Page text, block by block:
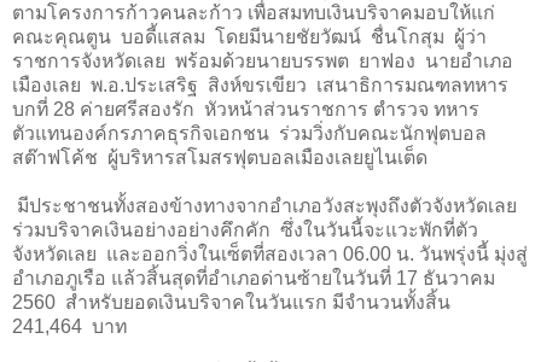
ตามโครงการก้าวคนละก้าว เพื่อสมทบเงินบริจาคมอบให้แก่
คณะคุณตูน บอดี้แสลม โดยมีนายชัยวัฒน์ ชื่นโกสุม ผู้ว่า
ราชการจังหวัดเลย พร้อมด้วยนายบรรพต ยาฟอง นายอำเภอ
เมืองเลย พ.อ.ประเสริฐ สิงห์ขรเขียว เสนาธิการมณฑลทหาร
บกที่ 28 ค่ายศรีสองรัก หัวหน้าส่วนราชการ ตำรวจ ทหาร
ตัวแทนองค์กรภาคธุรกิจเอกชน ร่วมวิ่งกับคณะนักฟุตบอล
สต๊าฟโค้ช ผู้บริหารสโมสรฟุตบอลเมืองเลยยูไนเต็ด
มีประชาชนทั้งสองข้างทางจากอำเภอวังสะพุงถึงตัวจังหวัดเลย
ร่วมบริจาคเงินอย่างอย่างคึกคัก ซึ่งในวันนี้จะแวะพักที่ตัว
จังหวัดเลย และออกวิ่งในเซ็ตที่สองเวลา 06.00 น. วันพรุ่งนี้ มุ่งสู่
อำเภอภูเรือ แล้วสิ้นสุดที่อำเภอด่านซ้ายในวันที่ 17 ธันวาคม
2560 สำหรับยอดเงินบริจาคในวันแรก มีจำนวนทั้งสิ้น
241,464 บาท